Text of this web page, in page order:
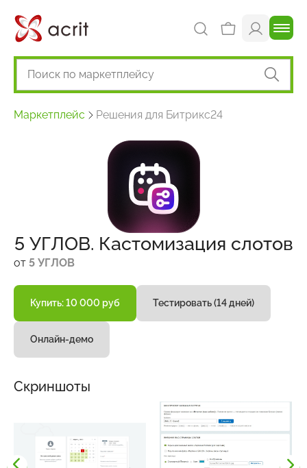
Маркетплейс Решения для Битрикс24
5 УГЛОВ. Кастомизация слотов
от 5 УГЛОВ
Купить: 10 000 руб Тестировать (14 дней)
Онлайн-демо
Скриншоты